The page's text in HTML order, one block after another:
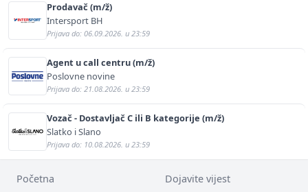
Prodavač (m/ž)
Intersport BH
Prijava do: 06.09.2026. u 23:59
Agent u call centru (m/ž)
Poslovne novine
Prijava do: 21.08.2026. u 23:59
Vozač - Dostavljač C ili B kategorije (m/ž)
Slatko i Slano
Prijava do: 10.08.2026. u 23:59
Početna Dojavite vijest